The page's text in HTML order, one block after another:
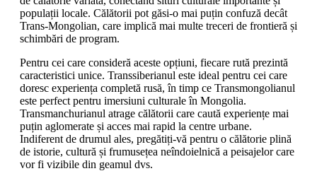
populații locale. Călătorii pot găsi-o mai puțin confuză decât
Trans-Mongolian, care implică mai multe treceri de frontieră și
schimbări de program.
Pentru cei care consideră aceste opțiuni, fiecare rută prezintă
caracteristici unice. Transsiberianul este ideal pentru cei care
doresc experiența completă rusă, în timp ce Transmongolianul
este perfect pentru imersiuni culturale în Mongolia.
Transmanchurianul atrage călătorii care caută experiențe mai
puțin aglomerate și acces mai rapid la centre urbane.
Indiferent de drumul ales, pregătiți-vă pentru o călătorie plină
de istorie, cultură și frumusețea neîndoielnică a peisajelor care
vor fi vizibile din geamul dvs.